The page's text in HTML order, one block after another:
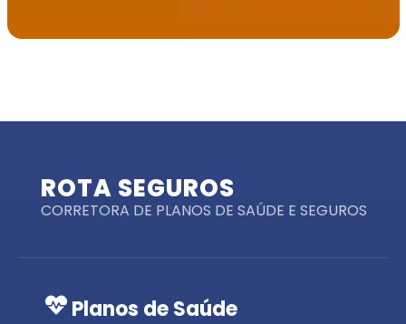
ROTA SEGUROS
CORRETORA DE PLANOS DE SAÚDE E SEGUROS
Planos de Saúde